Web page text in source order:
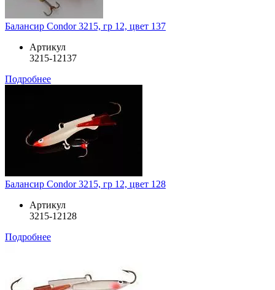
Балансир Condor 3215, гр 12, цвет 137
Артикул
3215-12137
Подробнее
Балансир Condor 3215, гр 12, цвет 128
Артикул
3215-12128
Подробнее